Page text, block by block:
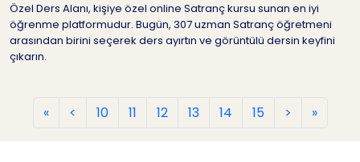
Özel Ders Alanı, kişiye özel online Satranç kursu sunan en iyi
öğrenme platformudur. Bugün, 307 uzman Satranç öğretmeni
arasından birini seçerek ders ayırtın ve görüntülü dersin keyfini
çıkarın.
« < 10 11 12 13 14 15 > »